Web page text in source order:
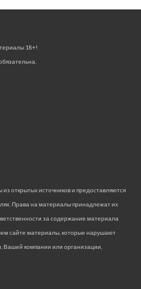
18+!
открытых источников и предоставляются
Права на материалы принадлежат их
за содержание материала
сайте материалы, которые нарушают
компании или организации,